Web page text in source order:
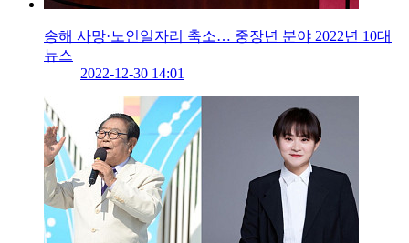
송해 사망·노인일자리 축소… 중장년 분야 2022년 10대
뉴스
2022-12-30 14:01